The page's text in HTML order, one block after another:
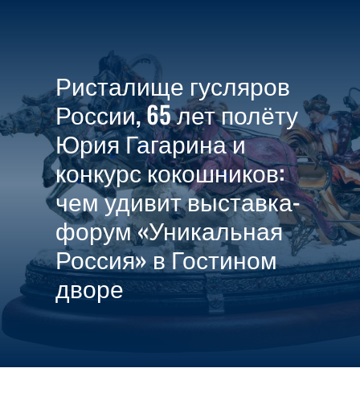
Ристалище гусляров
России, 65 лет полёту
Юрия Гагарина и
конкурс кокошников:
чем удивит выставка-
форум «Уникальная
Россия» в Гостином
дворе